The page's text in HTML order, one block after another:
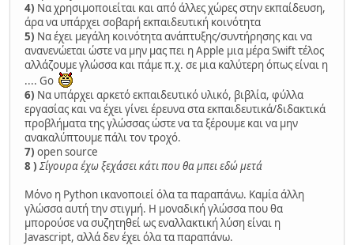
4) Να χρησιμοποιείται και από άλλες χώρες στην εκπαίδευση,
άρα να υπάρχει σοβαρή εκπαιδευτική κοινότητα
5) Να έχει μεγάλη κοινότητα ανάπτυξης/συντήρησης και να
ανανενώεται ώστε να μην μας πει η Apple μια μέρα Swift τέλος
αλλάζουμε γλώσσα και πάμε π.χ. σε μια καλύτερη όπως είναι η
.... Go
6) Να υπάρχει αρκετό εκπαιδευτικό υλικό, βιβλία, φύλλα
εργασίας και να έχει γίνει έρευνα στα εκπαιδευτικά/διδακτικά
προβλήματα της γλώσσας ώστε να τα ξέρουμε και να μην
ανακαλύπτουμε πάλι τον τροχό.
7) open source
8 ) Σίγουρα έχω ξεχάσει κάτι που θα μπει εδώ μετά
Μόνο η Python ικανοποιεί όλα τα παραπάνω. Καμία άλλη
γλώσσα αυτή την στιγμή. Η μοναδική γλώσσα που θα
μπορούσε να συζητηθεί ως εναλλακτική λύση είναι η
Javascript, αλλά δεν έχει όλα τα παραπάνω.